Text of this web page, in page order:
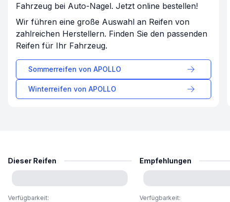
Fahrzeug bei Auto-Nagel. Jetzt online bestellen!
Wir führen eine große Auswahl an Reifen von
zahlreichen Herstellern. Finden Sie den passenden
Reifen für Ihr Fahrzeug.
Sommerreifen von APOLLO
Winterreifen von APOLLO
Dieser Reifen
Verfügbarkeit:
Empfehlungen
Verfügbarkeit: